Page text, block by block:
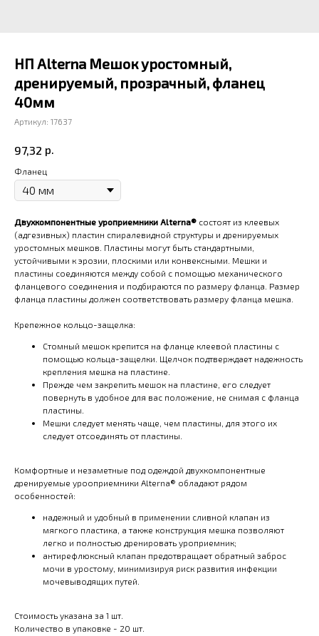
НП Alterna Мешок уростомный,
дренируемый, прозрачный, фланец
40мм
Артикул: 17637
97,32 р.
Фланец
Двухкомпонентные уроприемники Alterna® состоят из клеевых
(адгезивных) пластин спиралевидной структуры и дренируемых
уростомных мешков. Пластины могут быть стандартными,
устойчивыми к эрозии, плоскими или конвексными. Мешки и
пластины соединяются между собой с помощью механического
фланцевого соединения и подбираются по размеру фланца. Размер
фланца пластины должен соответствовать размеру фланца мешка.
Крепежное кольцо-защелка:
Стомный мешок крепится на фланце клеевой пластины с
помощью кольца-защелки. Щелчок подтверждает надежность
крепления мешка на пластине.
Прежде чем закрепить мешок на пластине, его следует
повернуть в удобное для вас положение, не снимая с фланца
пластины.
Мешки следует менять чаще, чем пластины, для этого их
следует отсоединять от пластины.
Комфортные и незаметные под одеждой двухкомпонентные
дренируемые урооприемники Alterna® обладают рядом
особенностей:
надежный и удобный в применении сливной клапан из
мягкого пластика, а также конструкция мешка позволяют
легко и полностью дренировать уроприемник;
антирефлюксный клапан предотвращает обратный заброс
мочи в уростому, минимизируя риск развития инфекции
мочевыводящих путей.
Стоимость указана за 1 шт.
Количество в упаковке - 20 шт.